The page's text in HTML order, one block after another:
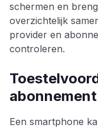
schermen en
overzichtelijk
provider en
controleren.
abonnement
Een smartphone